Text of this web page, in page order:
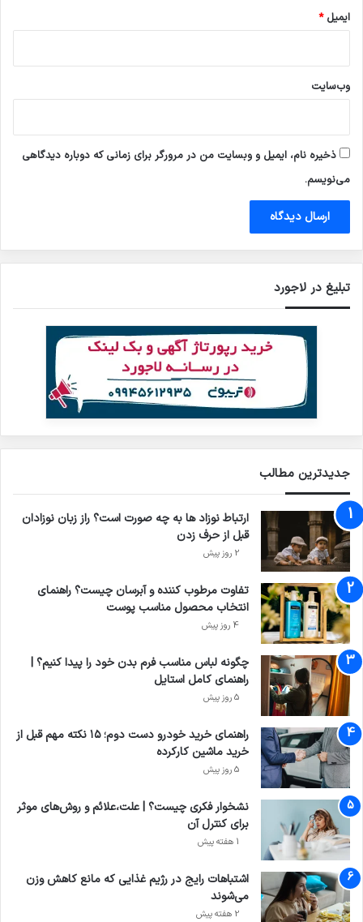
ایمیل*
وب‌سایت
ذخیره نام، ایمیل و وبسایت من در مرورگر برای زمانی که دوباره دیدگاهی
می‌نویسم.
تبلیغ در لاجورد
جدیدترین مطالب
ارتباط نوزاد ها به چه صورت است؟ راز زبان نوزادان
قبل از حرف زدن
2 روز پیش
تفاوت مرطوب کننده و آبرسان چیست؟ راهنمای
انتخاب محصول مناسب پوست
4 روز پیش
چگونه لباس مناسب فرم بدن خود را پیدا کنیم؟ |
راهنمای کامل استایل
5 روز پیش
راهنمای خرید خودرو دست دوم؛ ۱۵ نکته مهم قبل از
خرید ماشین کارکرده
5 روز پیش
نشخوار فکری چیست؟ | علت،علائم و روش‌های موثر
برای کنترل آن
1 هفته پیش
اشتباهات رایج در رژیم غذایی که مانع کاهش وزن
می‌شوند
2 هفته پیش